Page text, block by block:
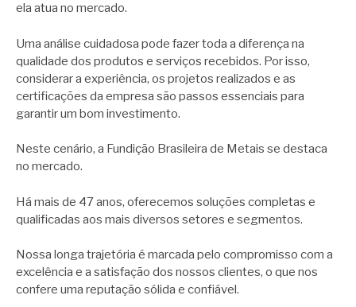
ela atua no mercado.
Uma análise cuidadosa pode fazer toda a diferença na
qualidade dos produtos e serviços recebidos. Por isso,
considerar a experiência, os projetos realizados e as
certificações da empresa são passos essenciais para
garantir um bom investimento.
Neste cenário, a Fundição Brasileira de Metais se destaca
no mercado.
Há mais de 47 anos, oferecemos soluções completas e
qualificadas aos mais diversos setores e segmentos.
Nossa longa trajetória é marcada pelo compromisso com a
excelência e a satisfação dos nossos clientes, o que nos
confere uma reputação sólida e confiável.